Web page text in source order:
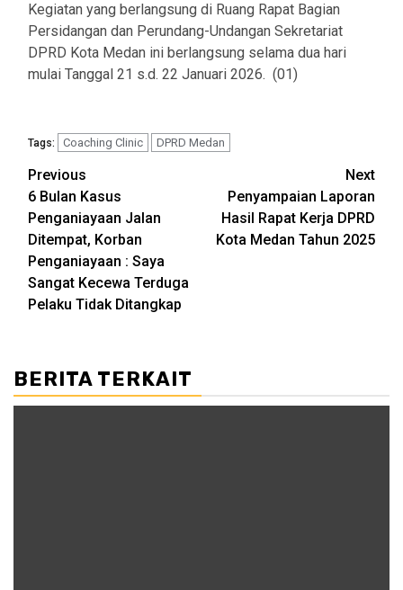
Kegiatan yang berlangsung di Ruang Rapat Bagian
Persidangan dan Perundang-Undangan Sekretariat
DPRD Kota Medan ini berlangsung selama dua hari
mulai Tanggal 21 s.d. 22 Januari 2026. (01)
Tags: Coaching Clinic DPRD Medan
Post
navigation
Previous
6 Bulan Kasus
Penganiayaan Jalan
Ditempat, Korban
Penganiayaan : Saya
Sangat Kecewa Terduga
Pelaku Tidak Ditangkap
Next
Penyampaian Laporan
Hasil Rapat Kerja DPRD
Kota Medan Tahun 2025
BERITA TERKAIT